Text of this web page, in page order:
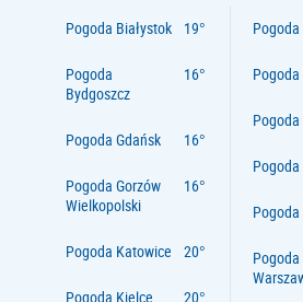
Pogoda Białystok
Pogoda
Bydgoszcz
Pogoda Gdańsk
Pogoda Gorzów
Wielkopolski
Pogoda Katowice
Pogoda Kielce
Pogoda